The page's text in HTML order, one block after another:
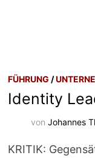
FÜHRUNG /
Identity
vonJohannes
KRITIK: